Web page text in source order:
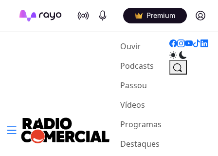
On Air Podcasts Premium Log in
Ouvir(current)
Podcasts
Passou
Vídeos
Programas
Destaques